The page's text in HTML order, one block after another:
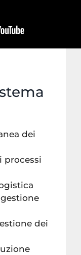
dei
processi
dei